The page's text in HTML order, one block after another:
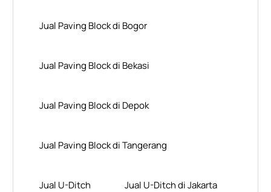
Jual Paving Block di Bogor
Jual Paving Block di Bekasi
Jual Paving Block di Depok
Jual Paving Block di Tangerang
Jual U-Ditch Jual U-Ditch di Jakarta